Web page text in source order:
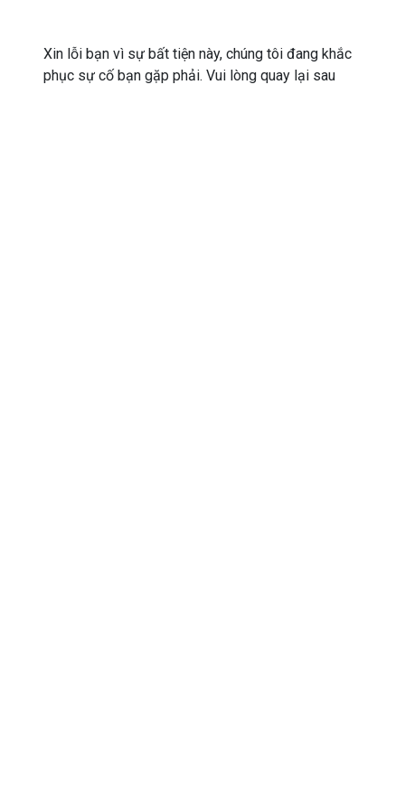
Xin lỗi bạn vì sự bất tiện này, chúng tôi đang khắc
phục sự cố bạn gặp phải. Vui lòng quay lại sau